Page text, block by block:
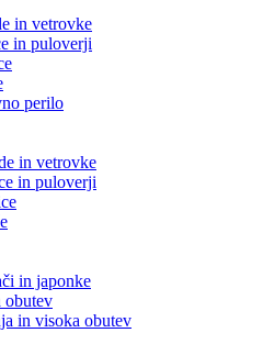
in vetrovke
in puloverji
perilo
in vetrovke
in puloverji
in japonke
obutev
in visoka obutev